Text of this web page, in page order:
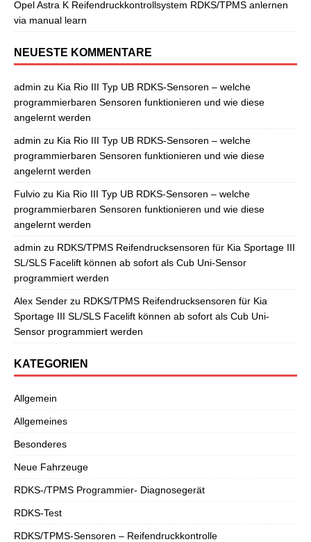
Opel Astra K Reifendruckkontrollsystem RDKS/TPMS anlernen
via manual learn
NEUESTE KOMMENTARE
admin zu Kia Rio III Typ UB RDKS-Sensoren – welche
programmierbaren Sensoren funktionieren und wie diese
angelernt werden
admin zu Kia Rio III Typ UB RDKS-Sensoren – welche
programmierbaren Sensoren funktionieren und wie diese
angelernt werden
Fulvio zu Kia Rio III Typ UB RDKS-Sensoren – welche
programmierbaren Sensoren funktionieren und wie diese
angelernt werden
admin zu RDKS/TPMS Reifendrucksensoren für Kia Sportage III
SL/SLS Facelift können ab sofort als Cub Uni-Sensor
programmiert werden
Alex Sender zu RDKS/TPMS Reifendrucksensoren für Kia
Sportage III SL/SLS Facelift können ab sofort als Cub Uni-
Sensor programmiert werden
KATEGORIEN
Allgemein
Allgemeines
Besonderes
Neue Fahrzeuge
RDKS-/TPMS Programmier- Diagnosegerät
RDKS-Test
RDKS/TPMS-Sensoren – Reifendruckkontrolle